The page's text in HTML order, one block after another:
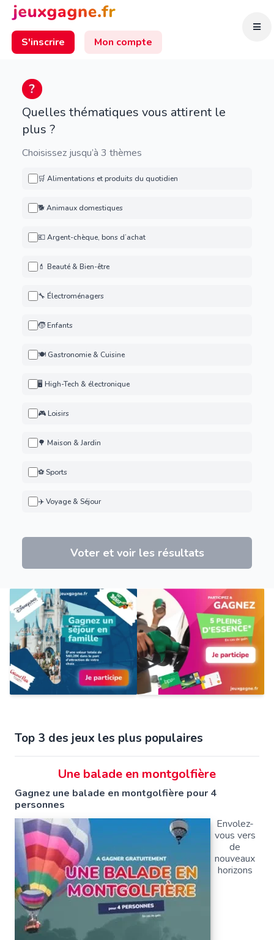
S'inscrire Mon compte
Quelles thématiques vous attirent le
plus ?
Choisissez jusqu’à 3 thèmes
🛒 Alimentations et produits du quotidien
🐕 Animaux domestiques
💶 Argent-chèque, bons d’achat
💄 Beauté & Bien-être
🔧 Électroménagers
🧒 Enfants
🍽️ Gastronomie & Cuisine
🖥️ High-Tech & électronique
🎮 Loisirs
🌳 Maison & Jardin
⚽ Sports
✈️ Voyage & Séjour
Voter et voir les résultats
Top 3 des jeux les plus populaires
Une balade en montgolfière
Gagnez une balade en montgolfière pour 4
personnes
Envolez-
vous vers
de
nouveaux
horizons